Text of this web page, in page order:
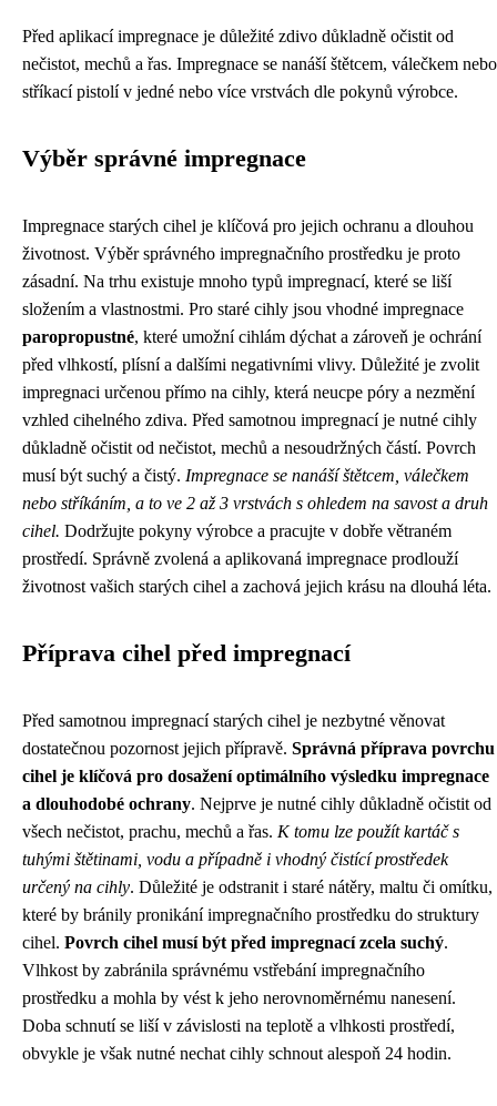
Před aplikací impregnace je důležité zdivo důkladně očistit od
nečistot, mechů a řas. Impregnace se nanáší štětcem, válečkem nebo
stříkací pistolí v jedné nebo více vrstvách dle pokynů výrobce.
Výběr správné impregnace
Impregnace starých cihel je klíčová pro jejich ochranu a dlouhou
životnost. Výběr správného impregnačního prostředku je proto
zásadní. Na trhu existuje mnoho typů impregnací, které se liší
složením a vlastnostmi. Pro staré cihly jsou vhodné impregnace
paropropustné, které umožní cihlám dýchat a zároveň je ochrání
před vlhkostí, plísní a dalšími negativními vlivy. Důležité je zvolit
impregnaci určenou přímo na cihly, která neucpe póry a nezmění
vzhled cihelného zdiva. Před samotnou impregnací je nutné cihly
důkladně očistit od nečistot, mechů a nesoudržných částí. Povrch
musí být suchý a čistý. Impregnace se nanáší štětcem, válečkem
nebo stříkáním, a to ve 2 až 3 vrstvách s ohledem na savost a druh
cihel. Dodržujte pokyny výrobce a pracujte v dobře větraném
prostředí. Správně zvolená a aplikovaná impregnace prodlouží
životnost vašich starých cihel a zachová jejich krásu na dlouhá léta.
Příprava cihel před impregnací
Před samotnou impregnací starých cihel je nezbytné věnovat
dostatečnou pozornost jejich přípravě. Správná příprava povrchu
cihel je klíčová pro dosažení optimálního výsledku impregnace
a dlouhodobé ochrany. Nejprve je nutné cihly důkladně očistit od
všech nečistot, prachu, mechů a řas. K tomu lze použít kartáč s
tuhými štětinami, vodu a případně i vhodný čistící prostředek
určený na cihly. Důležité je odstranit i staré nátěry, maltu či omítku,
které by bránily pronikání impregnačního prostředku do struktury
cihel. Povrch cihel musí být před impregnací zcela suchý.
Vlhkost by zabránila správnému vstřebání impregnačního
prostředku a mohla by vést k jeho nerovnoměrnému nanesení.
Doba schnutí se liší v závislosti na teplotě a vlhkosti prostředí,
obvykle je však nutné nechat cihly schnout alespoň 24 hodin.